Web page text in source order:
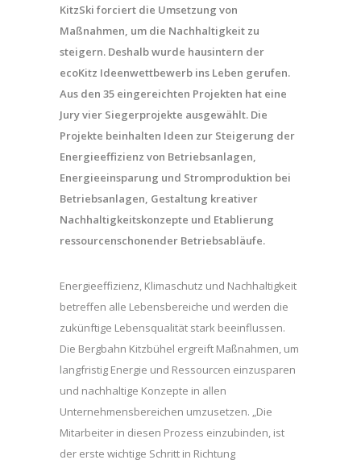
KitzSki forciert die Umsetzung von
Maßnahmen, um die Nachhaltigkeit zu
steigern. Deshalb wurde hausintern der
ecoKitz Ideenwettbewerb ins Leben gerufen.
Aus den 35 eingereichten Projekten hat eine
Jury vier Siegerprojekte ausgewählt. Die
Projekte beinhalten Ideen zur Steigerung der
Energieeffizienz von Betriebsanlagen,
Energieeinsparung und Stromproduktion bei
Betriebsanlagen, Gestaltung kreativer
Nachhaltigkeitskonzepte und Etablierung
ressourcenschonender Betriebsabläufe.
Energieeffizienz, Klimaschutz und Nachhaltigkeit
betreffen alle Lebensbereiche und werden die
zukünftige Lebensqualität stark beeinflussen.
Die Bergbahn Kitzbühel ergreift Maßnahmen, um
langfristig Energie und Ressourcen einzusparen
und nachhaltige Konzepte in allen
Unternehmensbereichen umzusetzen. „Die
Mitarbeiter in diesen Prozess einzubinden, ist
der erste wichtige Schritt in Richtung